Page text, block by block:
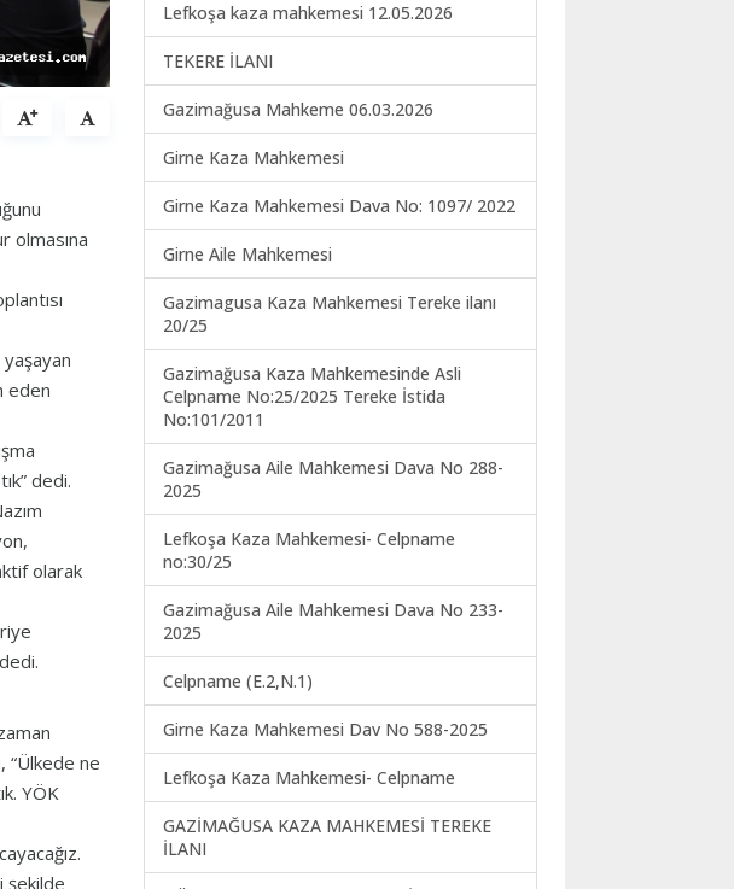
olmasına
eden
dedi.
olarak
“Ülkede ne
YÖK
şekilde
Lefkoşa kaza mahkemesi 12.05.2026
TEKERE İLANI
Gazimağusa Mahkeme 06.03.2026
Girne Kaza Mahkemesi
Girne Kaza Mahkemesi Dava No: 1097/ 2022
Girne Aile Mahkemesi
Gazimagusa Kaza Mahkemesi Tereke ilanı
20/25
Gazimağusa Kaza Mahkemesinde Asli
Celpname No:25/2025 Tereke İstida
No:101/2011
Gazimağusa Aile Mahkemesi Dava No 288-
2025
Lefkoşa Kaza Mahkemesi- Celpname
no:30/25
Gazimağusa Aile Mahkemesi Dava No 233-
2025
Celpname (E.2,N.1)
Girne Kaza Mahkemesi Dav No 588-2025
Lefkoşa Kaza Mahkemesi- Celpname
GAZİMAĞUSA KAZA MAHKEMESİ TEREKE
İLANI